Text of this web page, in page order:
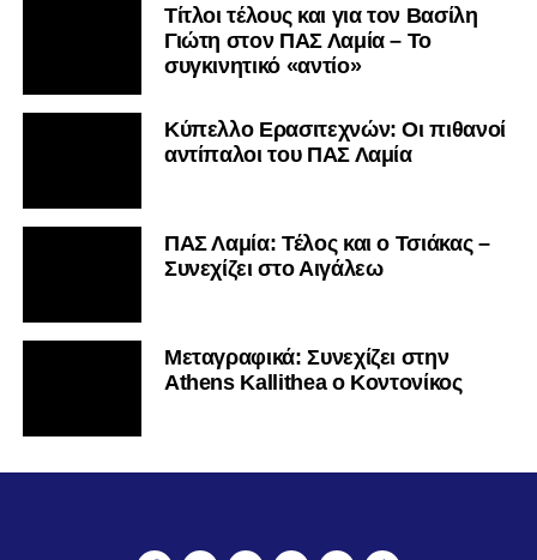
Τίτλοι τέλους και για τον Βασίλη
Γιώτη στον ΠΑΣ Λαμία – Το
συγκινητικό «αντίο»
Κύπελλο Ερασιτεχνών: Οι πιθανοί
αντίπαλοι του ΠΑΣ Λαμία
ΠΑΣ Λαμία: Τέλος και ο Τσιάκας –
Συνεχίζει στο Αιγάλεω
Mεταγραφικά: Συνεχίζει στην
Athens Kallithea ο Κοντονίκος